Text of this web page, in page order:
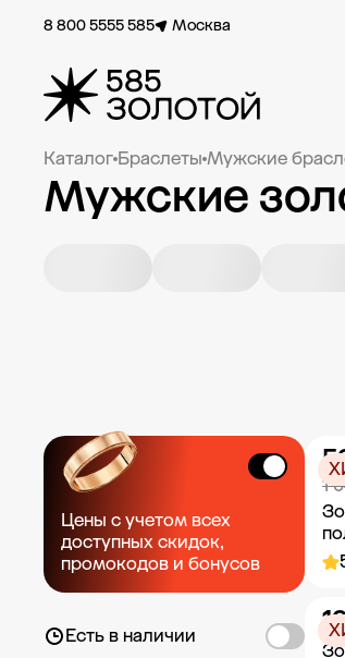
8 800 5555 585 Москва
Каталог Браслеты Мужские
Мужские
Цены с учетом всех
доступных скидок,
промокодов и бонусов
Есть в наличии
1